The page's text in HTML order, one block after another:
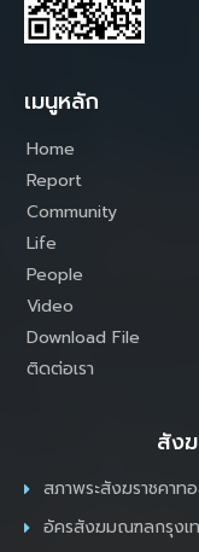
เมนูหลัก
Home
Report
Community
Life
People
Video
Download File
ติดต่อเรา
สัง
สภาพระสังฆราชคาท
อัครสังฆมณฑลกรุงเ